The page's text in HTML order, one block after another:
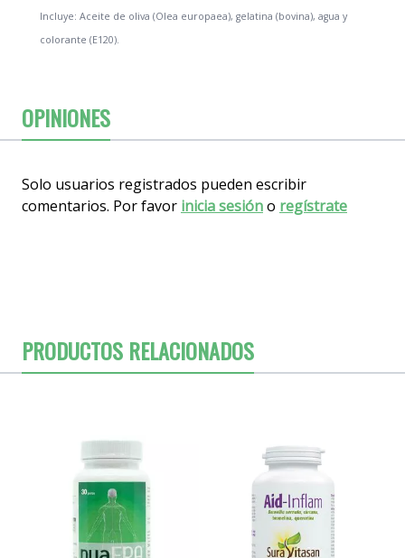
Incluye: Aceite de oliva (Olea europaea), gelatina (bovina), agua y
colorante (E120).
OPINIONES
Solo usuarios registrados pueden escribir
comentarios. Por favor inicia sesióno regístrate
PRODUCTOS RELACIONADOS